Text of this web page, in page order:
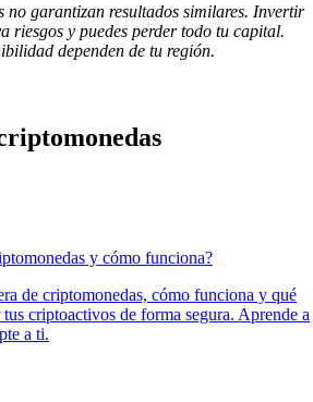
no garantizan resultados similares. Invertir
riesgos y puedes perder todo tu capital.
dependen de tu región.
y cómo funciona?
de criptomonedas, cómo funciona y qué
criptoactivos de forma segura. Aprende a
a ti.